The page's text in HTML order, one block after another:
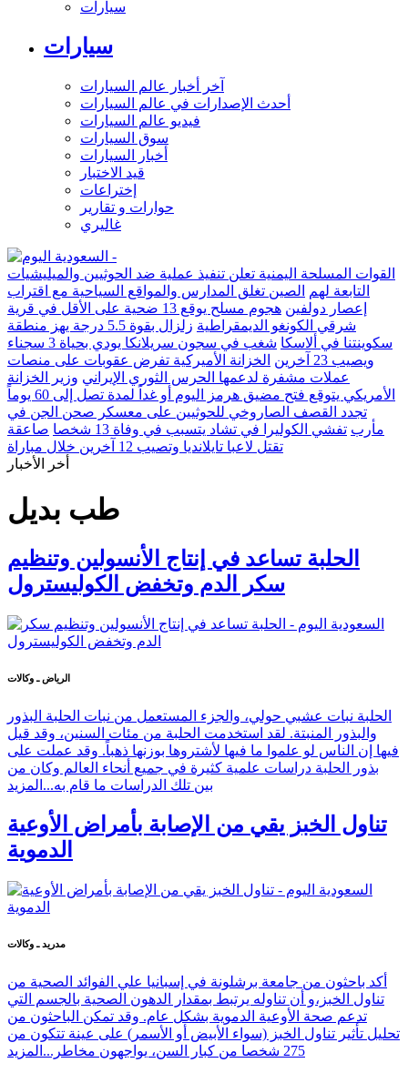
سيارات
سيارات
آخر أخبار عالم السيارات
أحدث الإصدارات في عالم السيارات
فيديو عالم السيارات
سوق السيارات
أخبار السيارات
قيد الاختبار
إختراعات
حوارات و تقارير
غاليري
القوات المسلحة اليمنية تعلن تنفيذ عملية ضد الحوثيين والميليشيات
التابعة لهم
الصين تغلق المدارس والمواقع السياحية مع اقتراب
إعصار دولفين
هجوم مسلح يوقع 13 ضحية على الأقل في قرية
شرقي الكونغو الديمقراطية
زلزال بقوة 5.5 درجة يهز منطقة
سكوينتنا في ألاسكا
شغب في سجون سريلانكا يودي بحياة 3 سجناء
ويصيب 23 آخرين
الخزانة الأميركية تفرض عقوبات على منصات
عملات مشفرة لدعمها الحرس الثوري الإيراني وزير الخزانة
الأمريكي يتوقع فتح مضيق هرمز اليوم أو غداً لمدة تصل إلى 60 يوماً
تجدد القصف الصاروخي للحوثيين على معسكر صحن الجن في
مأرب تفشي الكوليرا في تشاد يتسبب في وفاة 13 شخصا
صاعقة
تقتل لاعبا تايلانديا وتصيب 12 آخرين خلال مباراة
أخر الأخبار
طب بديل
الحلبة تساعد في إنتاج الأنسولين وتنظيم
سكر الدم وتخفض الكوليسترول
الرياض ـ وكالات
الحلبة نبات عشبي حولي، والجزء المستعمل من نبات الحلبة البذور
والبذور المنبتة. لقد استخدمت الحلبة من مئات السنين، وقد قيل
فيها إن الناس لو علموا ما فيها لأشتروها بوزنها ذهباً. وقد عملت على
بذور الحلبة دراسات علمية كثيرة في جميع أنحاء العالم وكان من
بين تلك الدراسات ما قام به... المزيد
تناول الخبز يقي من الإصابة بأمراض الأوعية
الدموية
مدريد ـ وكالات
أكد باحثون من جامعة برشلونة في إسبانيا علي الفوائد الصحية من
تناول الخبز،و أن تناوله يرتبط بمقدار الدهون الصحية بالجسم التي
تدعم صحة الأوعية الدموية بشكل عام. وقد تمكن الباحثون من
تحليل تأثير تناول الخبز (سواء الأبيض أو الأسمر) على عينة تتكون من
275 شخصا من كبار السن، يواجهون مخاطر...
المزيد